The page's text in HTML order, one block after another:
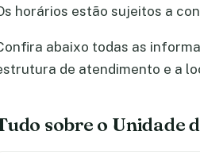
horários estão sujeitos a
abaixo todas as
de atendimento e a
sobre o Unidade